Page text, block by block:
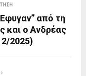
από τη
και ο Ανδρέας
2025)